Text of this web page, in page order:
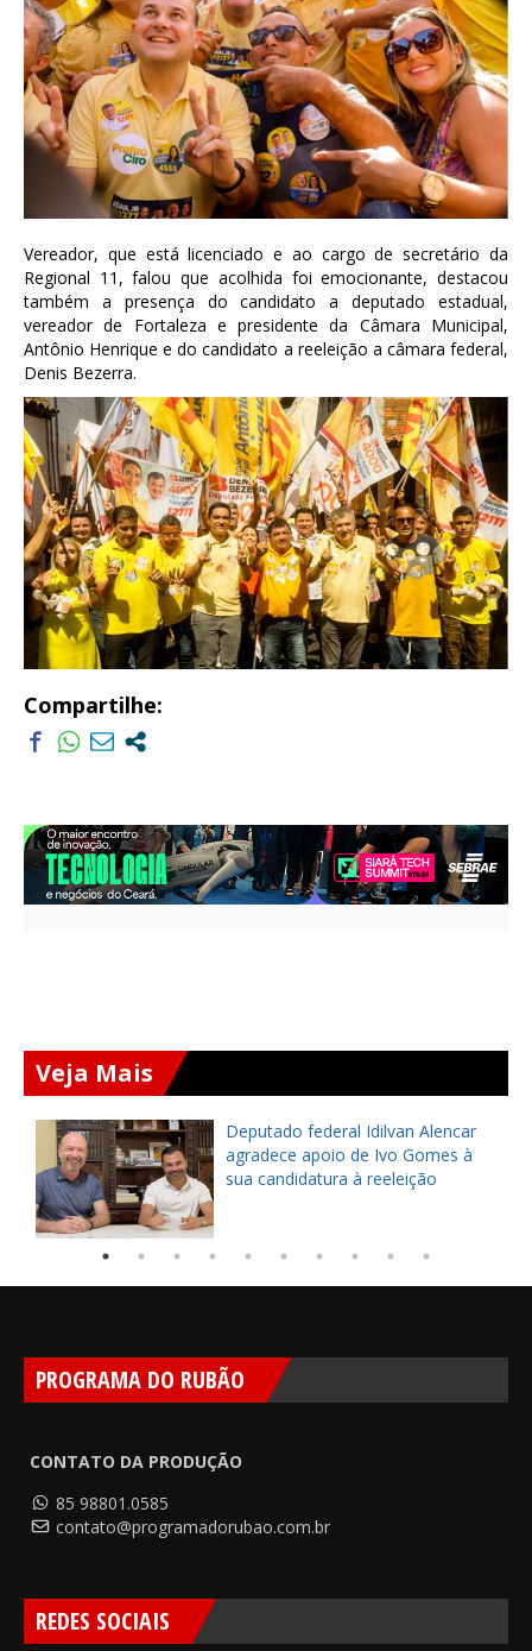
Vereador, que está licenciado e ao cargo de secretário da
Regional 11, falou que acolhida foi emocionante, destacou
também a presença do candidato a deputado estadual,
vereador de Fortaleza e presidente da Câmara Municipal,
Antônio Henrique e do candidato a reeleição a câmara federal,
Denis Bezerra.
Compartilhe:
Veja Mais
Deputado federal Idilvan Alencar
agradece apoio de Ivo Gomes à
sua candidatura à reeleição
PROGRAMA DO RUBÃO
CONTATO DA PRODUÇÃO
85 98801.0585
contato@programadorubao.com.br
REDES SOCIAIS